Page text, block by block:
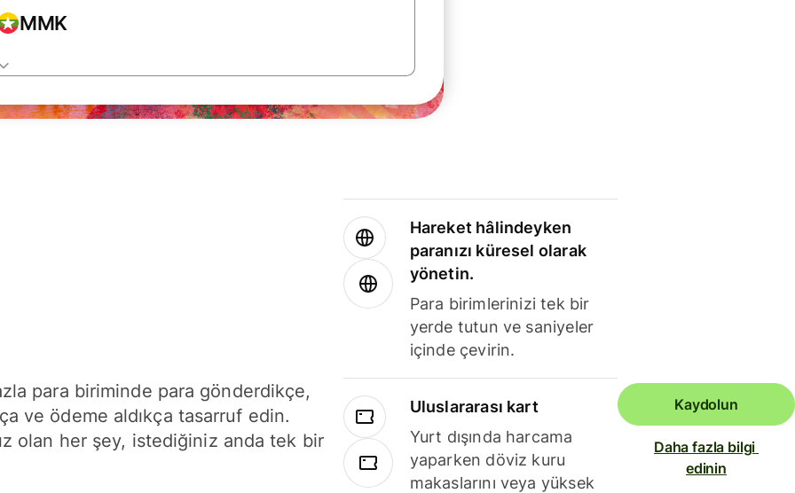
MMK
para biriminde para gönderdikçe,
ve ödeme aldıkça tasarruf edin.
olan her şey, istediğiniz anda tek bir
Hareket hâlindeyken
paranızı küresel olarak
yönetin.
Para birimlerinizi tek bir
yerde tutun ve saniyeler
içinde çevirin.
Uluslararası kart
Yurt dışında harcama
yaparken döviz kuru
makaslarını veya yüksek
Kaydolun
Daha fazla bilgi
edinin